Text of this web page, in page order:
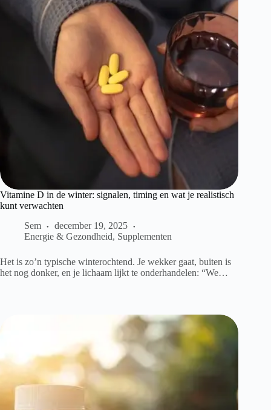
Vitamine D in de winter: signalen, timing en wat je realistisch
kunt verwachten
Sem
december 19, 2025
Energie & Gezondheid, Supplementen
Het is zo’n typische winterochtend. Je wekker gaat, buiten is
het nog donker, en je lichaam lijkt te onderhandelen: “We…